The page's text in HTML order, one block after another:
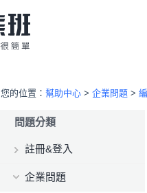
您的位置： 幫助中心 > 企業問題 >
問題分類
註冊&登入
企業問題